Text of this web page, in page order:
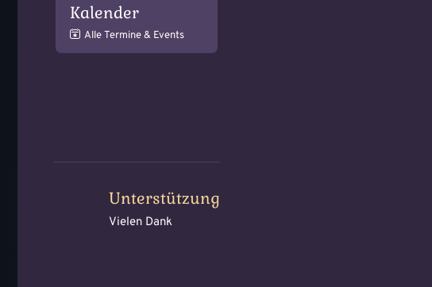
Kalender
Alle Termine & Events
Unterstützung
Vielen Dank